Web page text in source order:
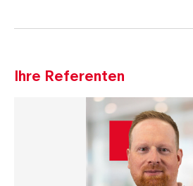
Ihre Referenten